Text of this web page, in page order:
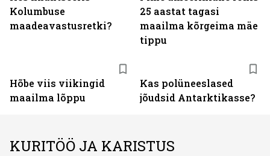
Kolumbuse
maadeavastusretki?
25 aastat tagasi
maailma kõrgeima mäe
tippu
Hõbe viis viikingid
maailma lõppu
Kas polüneeslased
jõudsid Antarktikasse?
KURITÖÖ JA KARISTUS